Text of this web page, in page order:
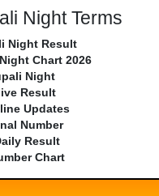
Night Terms
Night Result
Chart 2026
Night
Result
Updates
Number
Result
Chart